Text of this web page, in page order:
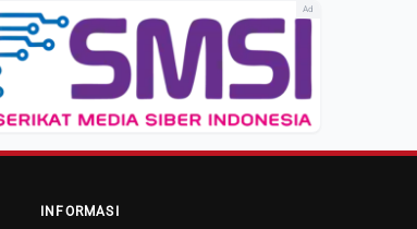
Ad
INFORMASI